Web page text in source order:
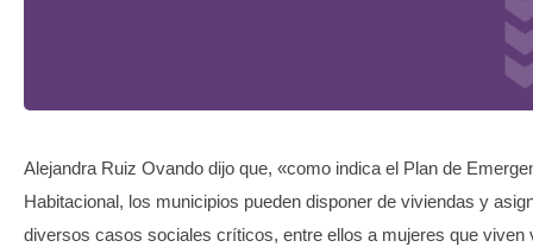
Alejandra Ruiz Ovando dijo que, «como indica el Plan de
Habitacional, los municipios pueden disponer de viviendas y
diversos casos sociales críticos, entre ellos a mujeres que viven